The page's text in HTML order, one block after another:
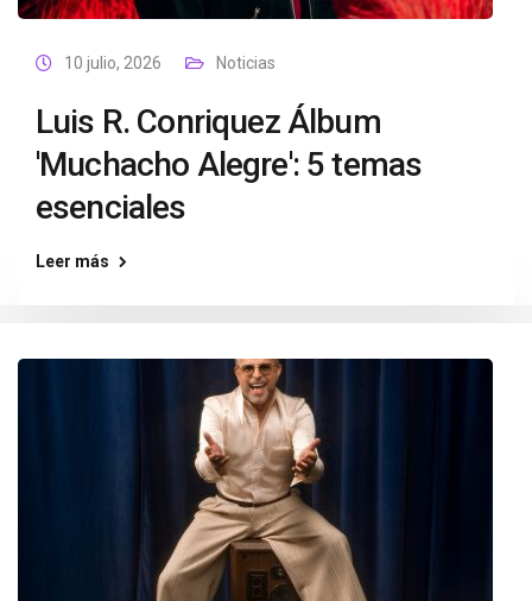
10 julio, 2026 Noticias
Luis R. Conriquez Álbum
'Muchacho Alegre': 5 temas
esenciales
Leer más